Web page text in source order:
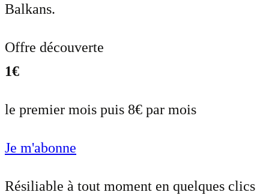
Balkans.
Offre découverte
1€
le premier mois puis 8€ par mois
Je m'abonne
Résiliable à tout moment en quelques clics